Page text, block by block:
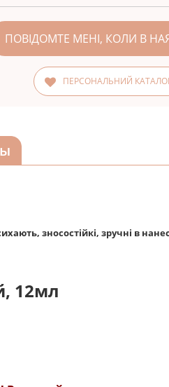
ПОВІДОМТЕ МЕНІ, КОЛИ В
ПЕРСОНАЛЬНИЙ
зносостійкі, зручні в
12мл